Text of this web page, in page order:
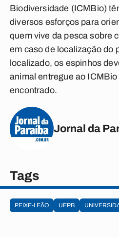
Biodiversidade (ICMBio)
diversos esforços para
quem vive da pesca sobre
em caso de localização do
localizado, os espinhos
animal entregue ao
encontrado.
Jornal da
Tags
PEIXE-LEÃO UEPB